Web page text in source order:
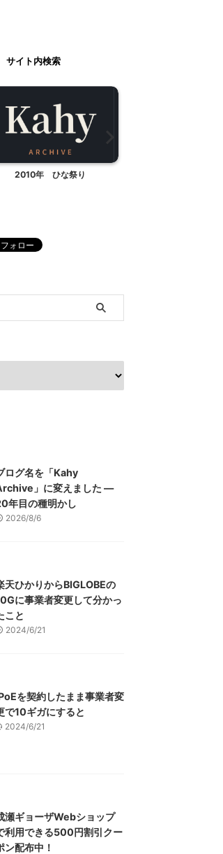
サイト内検索
2010年 ひな祭り
ログ名を「Kahy
」に変えました ―
年目の種明かし
2026/8/6
天ひかりからBIGLOBEの
に事業者変更して分かっ
こと
2024/6/21
を契約したまま事業者変
で10ギガにすると
2024/6/21
瀬ギョーザWebショップ
利用できる500円割引クー
ン配布中！